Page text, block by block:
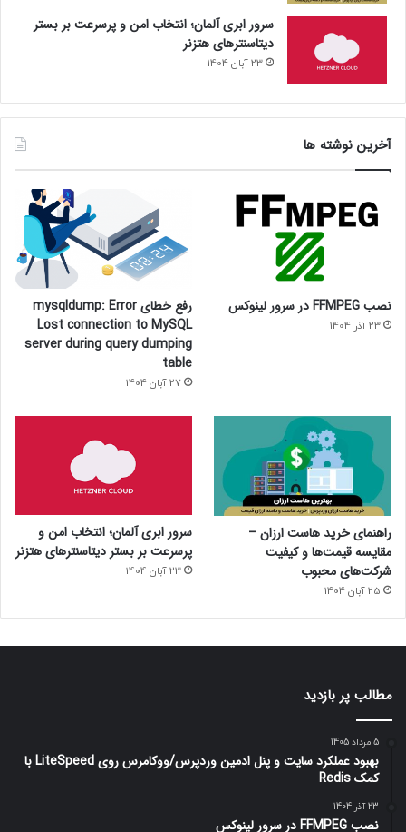
سرور ابری آلمان؛ انتخاب امن و پرسرعت بر بستر
دیتاسنترهای هتزنر
23 آبان 1404
آخرین نوشته ها
نصب FFMPEG در سرور لینوکس
23 آذر 1404
رفع خطای mysqldump: Error
Lost connection to MySQL
server during query dumping
table
27 آبان 1404
راهنمای خرید هاست ارزان –
مقایسه قیمت‌ها و کیفیت
شرکت‌های محبوب
25 آبان 1404
سرور ابری آلمان؛ انتخاب امن و
پرسرعت بر بستر دیتاسنترهای هتزنر
23 آبان 1404
مطالب پر بازدید
5 مرداد 1405
بهبود عملکرد سایت و پنل ادمین وردپرس/ووکامرس روی LiteSpeed با
کمک Redis
23 آذر 1404
نصب FFMPEG در سرور لینوکس